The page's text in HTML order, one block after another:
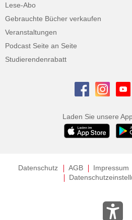
Lese-Abo
Gebrauchte Bücher verkaufen
Veranstaltungen
Podcast Seite an Seite
Studierendenrabatt
Laden Sie unsere
Datenschutz AGB Impressum